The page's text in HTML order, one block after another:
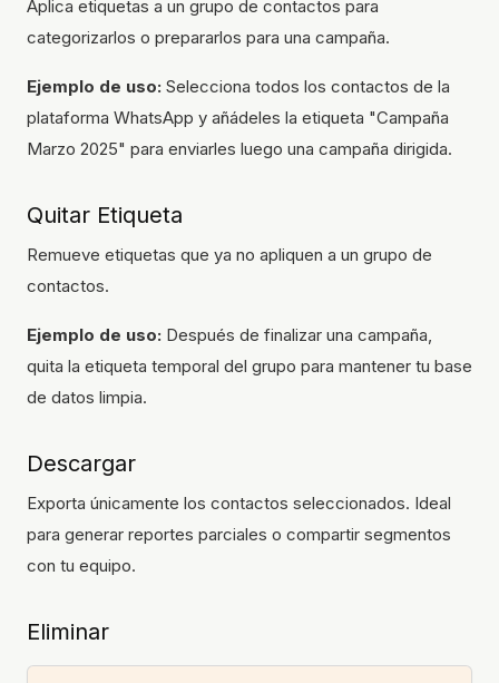
Aplica etiquetas a un grupo de contactos para
categorizarlos o prepararlos para una campaña.
Ejemplo de uso: Selecciona todos los contactos de la
plataforma WhatsApp y añádeles la etiqueta "Campaña
Marzo 2025" para enviarles luego una campaña dirigida.
Quitar Etiqueta
Remueve etiquetas que ya no apliquen a un grupo de
contactos.
Ejemplo de uso: Después de finalizar una campaña,
quita la etiqueta temporal del grupo para mantener tu base
de datos limpia.
Descargar
Exporta únicamente los contactos seleccionados. Ideal
para generar reportes parciales o compartir segmentos
con tu equipo.
Eliminar